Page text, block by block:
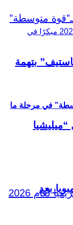
في مرحلة ما
بتهمة
بعد